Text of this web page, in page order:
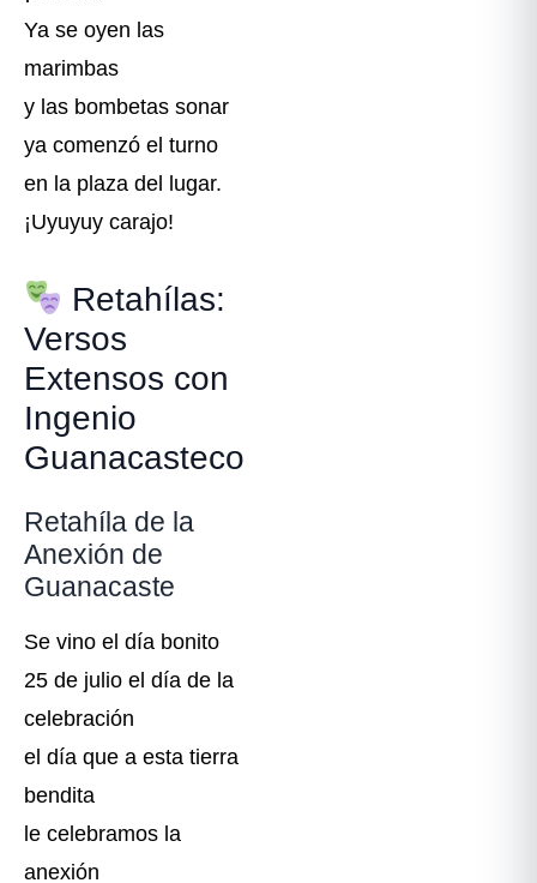
Ya se oyen las
marimbas
y las bombetas sonar
ya comenzó el turno
en la plaza del lugar.
¡Uyuyuy carajo!
Retahílas:
Versos
Extensos con
Ingenio
Guanacasteco
Retahíla de la
Anexión de
Guanacaste
Se vino el día bonito
25 de julio el día de la
celebración
el día que a esta tierra
bendita
le celebramos la
anexión